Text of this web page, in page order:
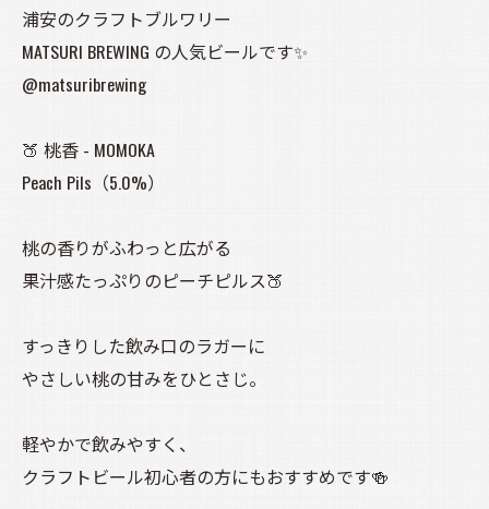
浦安のクラフトブルワリー
MATSURI BREWING の人気ビールです✨
@matsuribrewing
🍑 桃香 - MOMOKA
Peach Pils（5.0%）
桃の香りがふわっと広がる
果汁感たっぷりのピーチピルス🍑
すっきりした飲み口のラガーに
やさしい桃の甘みをひとさじ。
軽やかで飲みやすく、
クラフトビール初心者の方にもおすすめです🍻